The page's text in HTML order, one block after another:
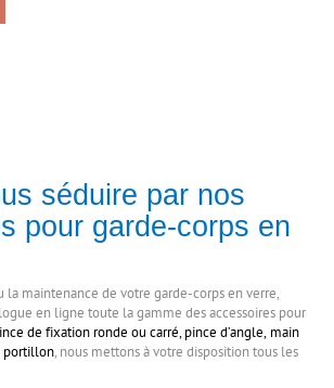
séduire par nos
pour garde-corps en
la maintenance de votre garde-corps en verre,
en ligne toute la gamme des accessoires pour
de fixation ronde ou carré, pince d’angle, main
portillon, nous mettons à votre disposition tous les